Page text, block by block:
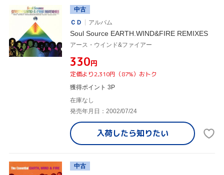
中古
ＣＤ
アルバム
Soul Source EARTH.WIND&FIRE REMIXES
アース・ウインド&ファイアー
¥330円
定価より2,310円（87%）おトク
獲得ポイント 3P
在庫なし
発売年月日：2002/07/24
入荷したら知りたい
中古